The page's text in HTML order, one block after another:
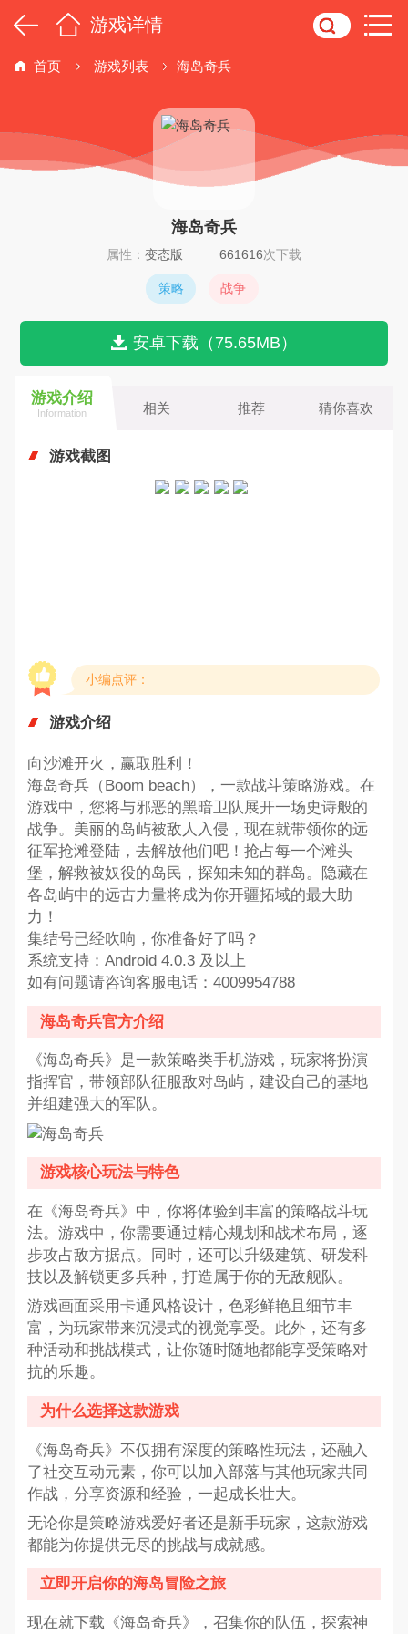
游戏详情
首页 游戏列表 海岛奇兵
海岛奇兵
属性： 变态版 661616次下载
策略 战争
安卓下载（75.65MB）
游戏介绍
Information 相关 推荐 猜你喜欢
游戏截图
小编点评：
游戏介绍
向沙滩开火，赢取胜利！
海岛奇兵（Boom beach），一款战斗策略游戏。在
游戏中，您将与邪恶的黑暗卫队展开一场史诗般的
战争。美丽的岛屿被敌人入侵，现在就带领你的远
征军抢滩登陆，去解放他们吧！抢占每一个滩头
堡，解救被奴役的岛民，探知未知的群岛。隐藏在
各岛屿中的远古力量将成为你开疆拓域的最大助
力！
集结号已经吹响，你准备好了吗？
系统支持：Android 4.0.3 及以上
如有问题请咨询客服电话：4009954788
海岛奇兵官方介绍
《海岛奇兵》是一款策略类手机游戏，玩家将扮演
指挥官，带领部队征服敌对岛屿，建设自己的基地
并组建强大的军队。
游戏核心玩法与特色
在《海岛奇兵》中，你将体验到丰富的策略战斗玩
法。游戏中，你需要通过精心规划和战术布局，逐
步攻占敌方据点。同时，还可以升级建筑、研发科
技以及解锁更多兵种，打造属于你的无敌舰队。
游戏画面采用卡通风格设计，色彩鲜艳且细节丰
富，为玩家带来沉浸式的视觉享受。此外，还有多
种活动和挑战模式，让你随时随地都能享受策略对
抗的乐趣。
为什么选择这款游戏
《海岛奇兵》不仅拥有深度的策略性玩法，还融入
了社交互动元素，你可以加入部落与其他玩家共同
作战，分享资源和经验，一起成长壮大。
无论你是策略游戏爱好者还是新手玩家，这款游戏
都能为你提供无尽的挑战与成就感。
立即开启你的海岛冒险之旅
现在就下载《海岛奇兵》，召集你的队伍，探索神